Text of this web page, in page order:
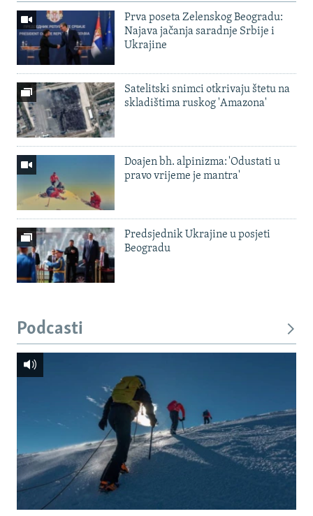
Prva poseta Zelenskog Beogradu:
Najava jačanja saradnje Srbije i
Ukrajine
Satelitski snimci otkrivaju štetu na
skladištima ruskog 'Amazona'
Doajen bh. alpinizma: 'Odustati u
pravo vrijeme je mantra'
Predsjednik Ukrajine u posjeti
Beogradu
Podcasti